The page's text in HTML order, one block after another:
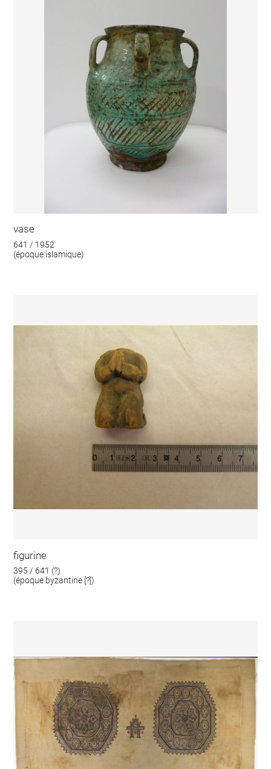
vase
641 / 1952
(époque islamique)
figurine
395 / 641 (?)
(époque byzantine [?])